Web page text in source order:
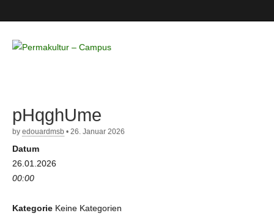
– Campus
pHqghUme
by edouardmsb • 26. Januar 2026
Datum
26.01.2026
00:00
Kategorie Keine Kategorien